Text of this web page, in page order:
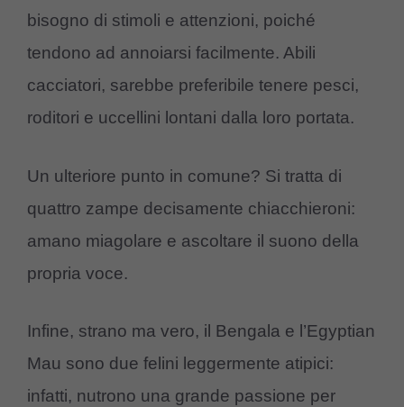
bisogno di stimoli e attenzioni, poiché
tendono ad annoiarsi facilmente. Abili
cacciatori, sarebbe preferibile tenere pesci,
roditori e uccellini lontani dalla loro portata.
Un ulteriore punto in comune? Si tratta di
quattro zampe decisamente chiacchieroni:
amano miagolare e ascoltare il suono della
propria voce.
Infine, strano ma vero, il Bengala e l’Egyptian
Mau sono due felini leggermente atipici:
infatti, nutrono una grande passione per